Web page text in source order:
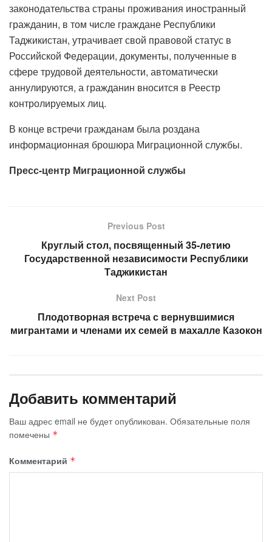
законодательства страны проживания иностранный
гражданин, в том числе граждане Республики
Таджикистан, утрачивает свой правовой статус в
Российской Федерации, документы, полученные в
сфере трудовой деятельности, автоматически
аннулируются, а гражданин вносится в Реестр
контролируемых лиц.
В конце встречи гражданам была роздана
информационная брошюра Миграционной службы.
Пресс-центр Миграционной службы
Previous Post
Круглый стол, посвященный 35-летию
Государственной независимости Республики
Таджикистан
Next Post
Плодотворная встреча с вернувшимися
мигрантами и членами их семей в махалле Казокон
Добавить комментарий
Ваш адрес email не будет опубликован. Обязательные поля
помечены *
Комментарий *